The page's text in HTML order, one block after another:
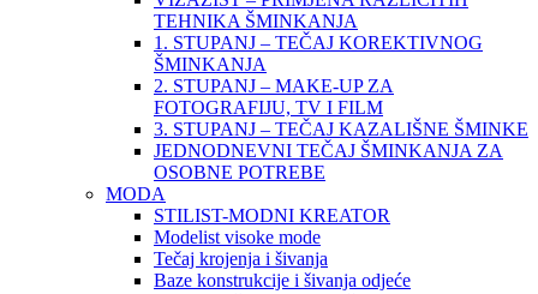
TEHNIKA ŠMINKANJA
1. STUPANJ – TEČAJ KOREKTIVNOG
ŠMINKANJA
2. STUPANJ – MAKE-UP ZA
FOTOGRAFIJU, TV I FILM
3. STUPANJ – TEČAJ KAZALIŠNE ŠMINKE
JEDNODNEVNI TEČAJ ŠMINKANJA ZA
OSOBNE POTREBE
MODA
STILIST-MODNI KREATOR
Modelist visoke mode
Tečaj krojenja i šivanja
Baze konstrukcije i šivanja odjeće